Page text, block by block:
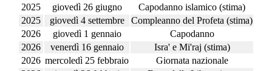
2025
giovedì 26 giugno
Capodanno islamico (stima)
2025
giovedì 4 settembre
Compleanno del Profeta (stima)
2026
giovedì 1 gennaio
Capodanno
2026
venerdì 16 gennaio
Isra' e Mi'raj (stima)
2026 mercoledì 25 febbraio
Giornata nazionale